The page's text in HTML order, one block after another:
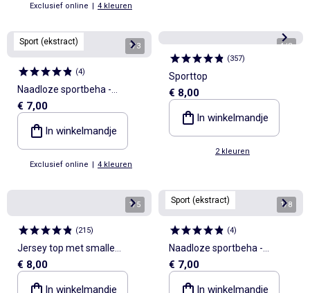
Exclusief online | 4 kleuren
Sport (ekstract) 1/3
(4)
Naadloze sportbeha -
(ekstract)
€ 7,00
In winkelmandje
Exclusief online | 4 kleuren
1/3
(357)
Sporttop
€ 8,00
In winkelmandje
2 kleuren
1/5
(215)
Jersey top met smalle
bandjes - Setje van 2
€ 8,00
In winkelmandje
Sport (ekstract) 1/8
(4)
Naadloze sportbeha -
(ekstract)
€ 7,00
In winkelmandje